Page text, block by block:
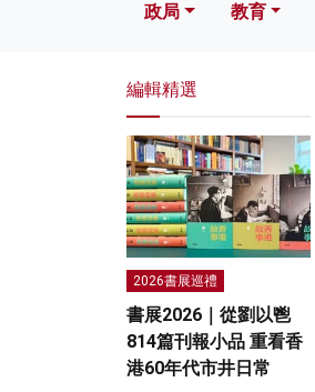
政局 教育
編輯精選
2026書展巡禮
書展2026｜從劉以鬯
814篇刊報小品 重看香
港60年代市井日常